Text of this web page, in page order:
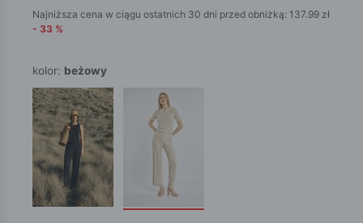
Najniższa cena w ciągu ostatnich 30 dni przed obniżką: 137.99 zł
- 33 %
kolor: beżowy